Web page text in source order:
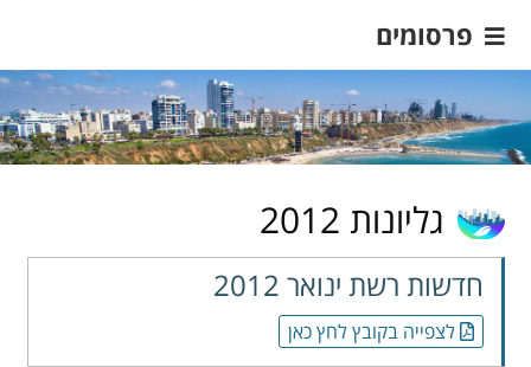
פרסומים
גליונות 2012
חדשות רשת ינואר 2012
לצפייה בקובץ לחץ כאן